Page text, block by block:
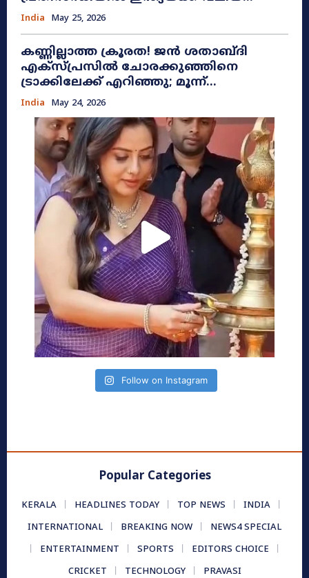
India May 25, 2026
കണ്ണില്ലാത്ത ക്രൂരത! ജൻ ശതാബ്ദി
എക്സ്പ്രസിൽ ചോരക്കുഞ്ഞിനെ
ട്രാക്കിലേക്ക് എറിഞ്ഞു; മൂന്ന്...
India May 24, 2026
Follow on Instagram
Popular Categories
KERALA HEADLINES TODAY TOP NEWS
INDIA
INTERNATIONAL
BREAKING NOW
NEWS4 SPECIAL
ENTERTAINMENT
SPORTS
EDITORS CHOICE
CRICKET
TECHNOLOGY PRAVASI